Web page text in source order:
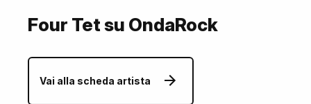
Four Tet su OndaRock
Vai alla scheda artista